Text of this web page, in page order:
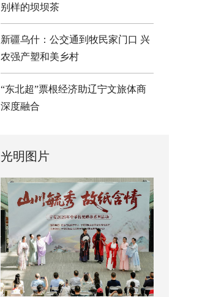
别样的坝坝茶
新疆乌什：公交通到牧民家门口 兴
农强产塑和美乡村
“东北超”票根经济助辽宁文旅体商
深度融合
光明图片